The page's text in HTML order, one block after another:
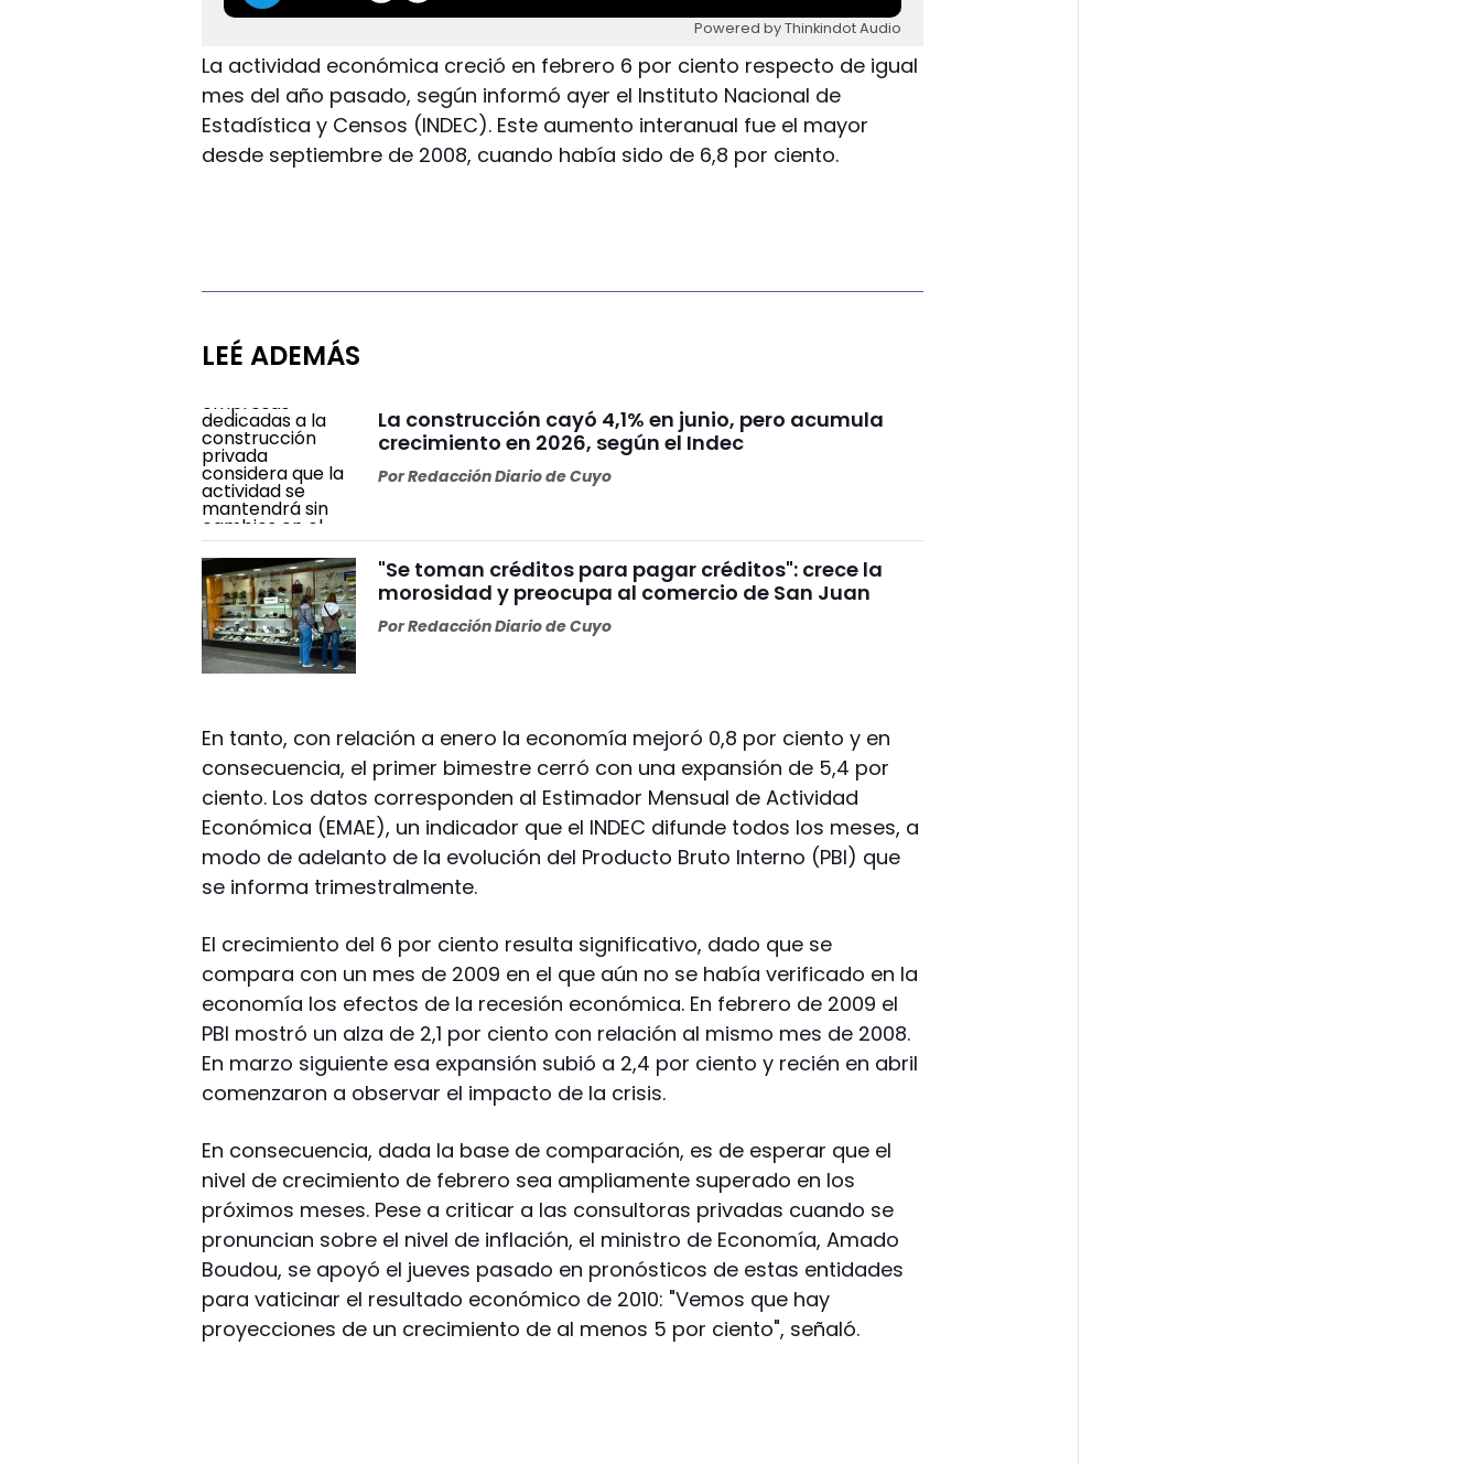
Powered by Thinkindot Audio
La actividad económica creció en febrero 6 por ciento respecto de igual
mes del año pasado, según informó ayer el Instituto Nacional de
Estadística y Censos (INDEC). Este aumento interanual fue el mayor
desde septiembre de 2008, cuando había sido de 6,8 por ciento.
LEÉ ADEMÁS
La construcción cayó 4,1% en junio, pero acumula
crecimiento en 2026, según el Indec
PorRedacción Diario de Cuyo
"Se toman créditos para pagar créditos": crece la
morosidad y preocupa al comercio de San Juan
PorRedacción Diario de Cuyo
En tanto, con relación a enero la economía mejoró 0,8 por ciento y en
consecuencia, el primer bimestre cerró con una expansión de 5,4 por
ciento. Los datos corresponden al Estimador Mensual de Actividad
Económica (EMAE), un indicador que el INDEC difunde todos los meses, a
modo de adelanto de la evolución del Producto Bruto Interno (PBI) que
se informa trimestralmente.
El crecimiento del 6 por ciento resulta significativo, dado que se
compara con un mes de 2009 en el que aún no se había verificado en la
economía los efectos de la recesión económica. En febrero de 2009 el
PBI mostró un alza de 2,1 por ciento con relación al mismo mes de 2008.
En marzo siguiente esa expansión subió a 2,4 por ciento y recién en abril
comenzaron a observar el impacto de la crisis.
En consecuencia, dada la base de comparación, es de esperar que el
nivel de crecimiento de febrero sea ampliamente superado en los
próximos meses. Pese a criticar a las consultoras privadas cuando se
pronuncian sobre el nivel de inflación, el ministro de Economía, Amado
Boudou, se apoyó el jueves pasado en pronósticos de estas entidades
para vaticinar el resultado económico de 2010: "Vemos que hay
proyecciones de un crecimiento de al menos 5 por ciento", señaló.